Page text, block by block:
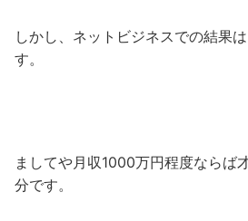
しかし、ネットビジネスでの結果
す。
ましてや月収1000万円程度ならば
分です。